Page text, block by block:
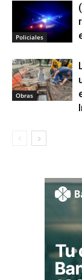
Policiales
Obras